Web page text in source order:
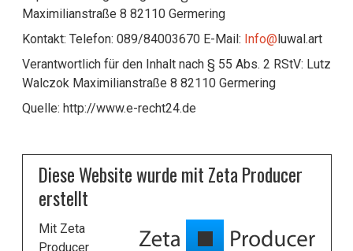
Maximilianstraße 8 82110 Germering
Kontakt: Telefon: 089/84003670 E-Mail: Info@ luwal.art
Verantwortlich für den Inhalt nach § 55 Abs. 2 RStV: Lutz
Walczok Maximilianstraße 8 82110 Germering
Quelle: http://www.e-recht24.de
Diese Website wurde mit Zeta Producer
erstellt
Mit Zeta
Producer